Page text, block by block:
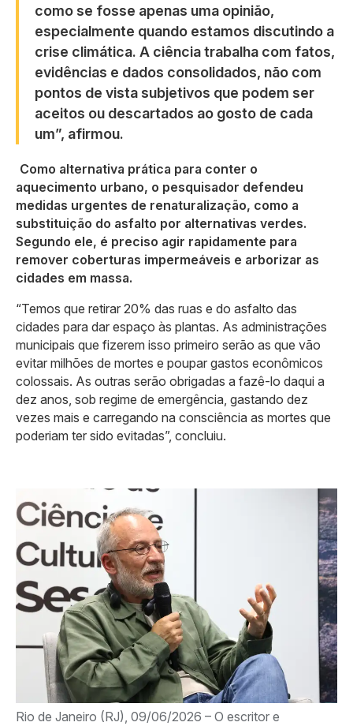
como se fosse apenas uma opinião,
especialmente quando estamos discutindo a
crise climática. A ciência trabalha com fatos,
evidências e dados consolidados, não com
pontos de vista subjetivos que podem ser
aceitos ou descartados ao gosto de cada
um”, afirmou.
Como alternativa prática para conter o
aquecimento urbano, o pesquisador defendeu
medidas urgentes de renaturalização, como a
substituição do asfalto por alternativas verdes.
Segundo ele, é preciso agir rapidamente para
remover coberturas impermeáveis e arborizar as
cidades em massa.
“Temos que retirar 20% das ruas e do asfalto das
cidades para dar espaço às plantas. As administrações
municipais que fizerem isso primeiro serão as que vão
evitar milhões de mortes e poupar gastos econômicos
colossais. As outras serão obrigadas a fazê-lo daqui a
dez anos, sob regime de emergência, gastando dez
vezes mais e carregando na consciência as mortes que
poderiam ter sido evitadas”, concluiu.
Rio de Janeiro (RJ), 09/06/2026 – O escritor e